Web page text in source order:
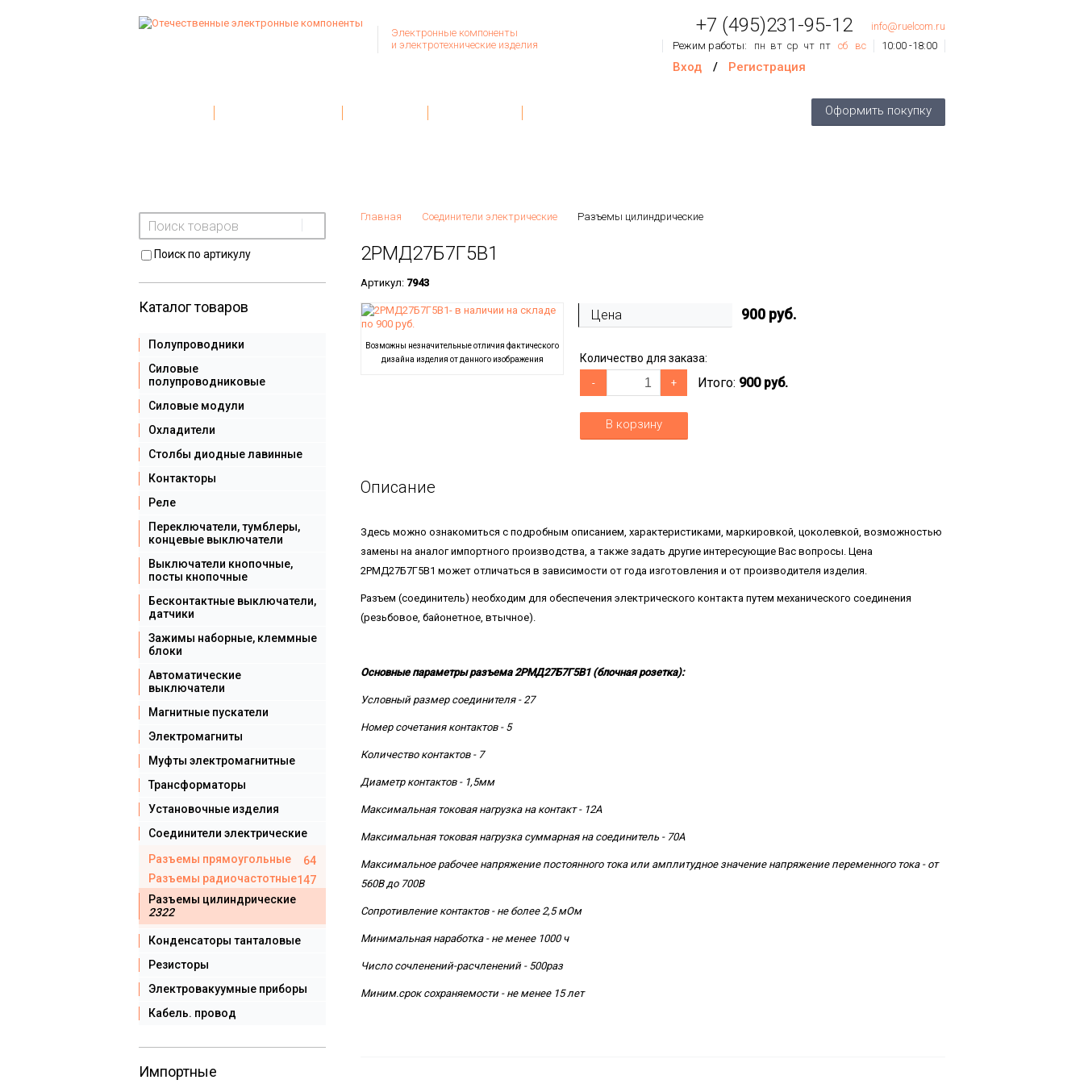
Электронные компоненты
и электротехнические изделия
+7 (495)231-95-12
info@ruelcom.ru
Режим работы:
пн вт ср чт пт сб вс 10:00 -18:00
Вход / Регистрация
Оформить покупку
Главная Соединители электрические Разъемы цилиндрические
2РМД27Б7Г5В1
Артикул: 7943
Возможны незначительные отличия фактического
дизайна изделия от данного изображения
Цена 900 руб.
Количество для заказа:
- + Итого: 900 руб.
В корзину
Описание
Здесь можно ознакомиться с подробным описанием, характеристиками, маркировкой, цоколевкой, возможностью
замены на аналог импортного производства, а также задать другие интересующие Вас вопросы. Цена
2РМД27Б7Г5В1 может отличаться в зависимости от года изготовления и от производителя изделия.
Разъем (соединитель) необходим для обеспечения электрического контакта путем механического соединения
(резьбовое, байонетное, втычное).
Основные параметры разъема 2РМД27Б7Г5В1 (блочная розетка):
Условный размер соединителя - 27
Номер сочетания контактов - 5
Количество контактов - 7
Диаметр контактов - 1,5мм
Максимальная токовая нагрузка на контакт - 12А
Максимальная токовая нагрузка суммарная на соединитель - 70А
Максимальное рабочее напряжение постоянного тока или амплитудное значение напряжение переменного тока - от
560В до 700В
Сопротивление контактов - не более 2,5 мОм
Минимальная наработка - не менее 1000 ч
Число сочленений-расчленений - 500раз
Миним.срок сохраняемости - не менее 15 лет
Поиск по артикулу
Каталог товаров
Полупроводники
Силовые
полупроводниковые
Силовые модули
Охладители
Столбы диодные лавинные
Контакторы
Реле
Переключатели, тумблеры,
концевые выключатели
Выключатели кнопочные,
посты кнопочные
Бесконтактные выключатели,
датчики
Зажимы наборные, клеммные
блоки
Автоматические
выключатели
Магнитные пускатели
Электромагниты
Муфты электромагнитные
Трансформаторы
Установочные изделия
Соединители электрические
Разъемы прямоугольные
64
Разъемы радиочастотные147
Разъемы цилиндрические
2322
Конденсаторы танталовые
Резисторы
Электровакуумные приборы
Кабель. провод
Импортные